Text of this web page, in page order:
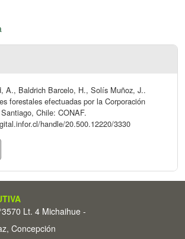
A., Baldrich Barcelo, H., Solís Muñoz, J..
forestales efectuadas por la Corporación
Chile: CONAF.
handle/20.500.12220/3330
Lt. 4 Michaihue -
Concepción